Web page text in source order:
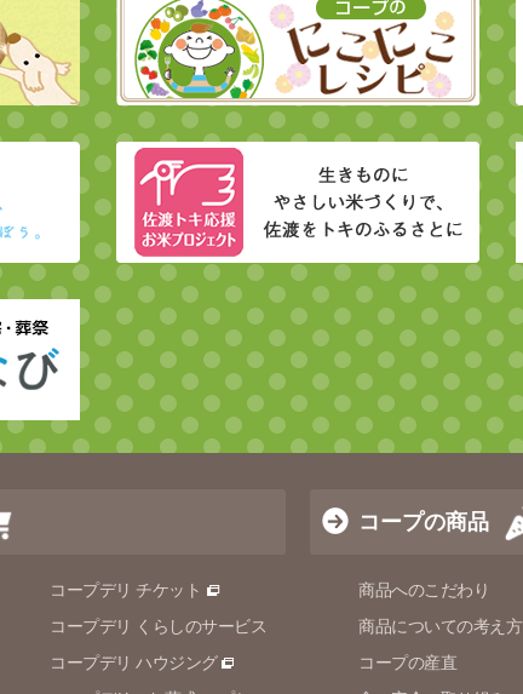
コープデリ チケット
コープデリ くらしのサービス
コープデリ ハウジング
コープの商品
商品へのこだわり
商品についての考え方
コープの産直